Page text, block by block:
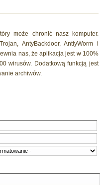
może chronić nasz komputer.
AntyBackdoor, AntiyWorm i
nas, że aplikacja jest w 100%
wirusów. Dodatkową funkcją jest
archiwów.